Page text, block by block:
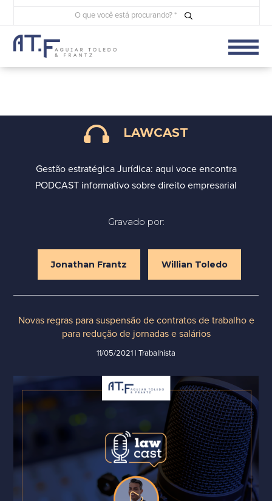
LAWCAST
Gestão estratégica Jurídica: aqui voce encontra
PODCAST informativo sobre direito empresarial
Gravado por:
Jonathan Frantz Willian Toledo
Novas regras para suspensão de contratos de trabalho e
para redução de jornadas e salários
11/05/2021 | Trabalhista